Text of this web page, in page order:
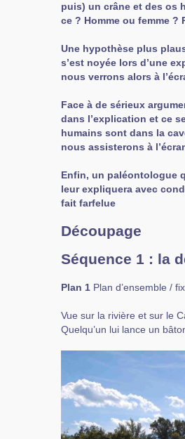
puis) un crâne et des os
ce ? Homme ou femme
Une hypothèse plus
s’est noyée lors d’une
nous verrons alors à
Face à de sérieux
dans l’explication et ce
humains sont dans la
nous assisterons à
Enfin, un paléontologue
leur expliquera avec
fait farfelue
Découpage
Séquence 1 : la
Plan 1 Plan d’ensemble /
Vue sur la rivière et sur le
Quelqu’un lui lance un